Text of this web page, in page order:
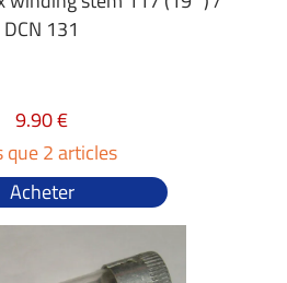
DCN 131
9.90 €
que 2 articles
Acheter